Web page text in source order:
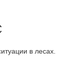
в лесах.